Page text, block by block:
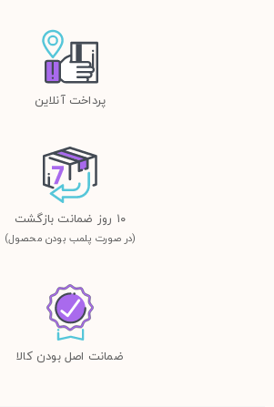
پرداخت آنلاین
١٠ روز ضمانت بازگشت
(در صورت پلمب بودن محصول)
ضمانت اصل بودن کالا